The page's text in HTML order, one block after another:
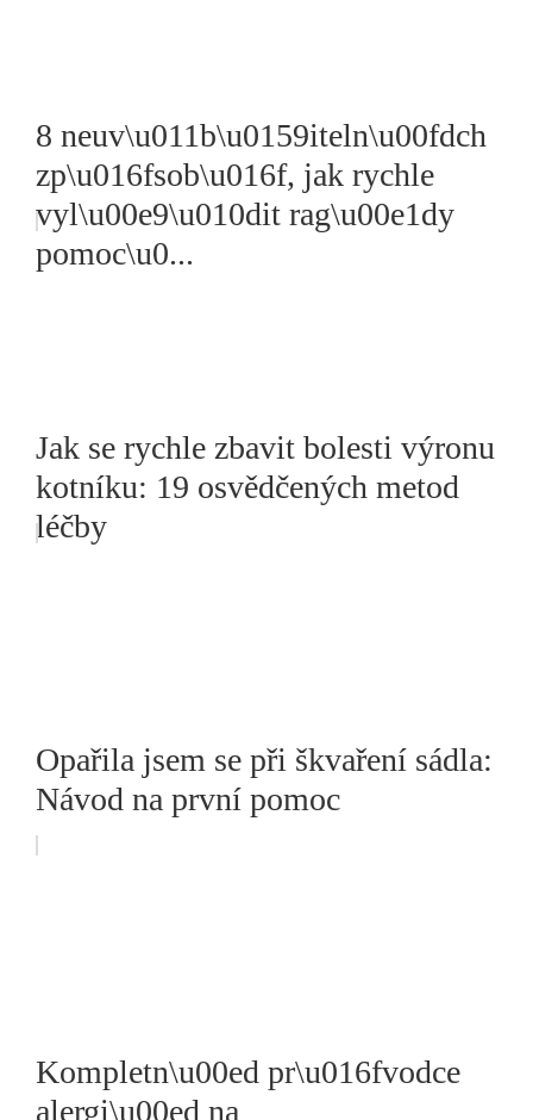
8 neuv\u011b\u0159iteln\u00fdch
zp\u016fsob\u016f, jak rychle
vyl\u00e9\u010dit rag\u00e1dy
pomoc\u0...
Jak se rychle zbavit bolesti výronu
kotníku: 19 osvědčených metod
léčby
Opařila jsem se při škvaření sádla:
Návod na první pomoc
Kompletn\u00ed pr\u016fvodce
alergi\u00ed na